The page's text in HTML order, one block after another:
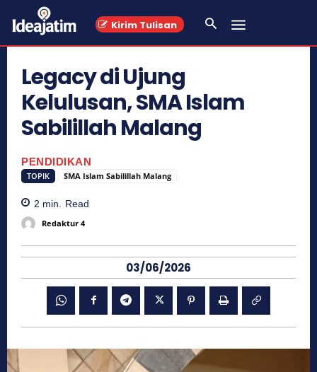
Kirim Tulisan
Legacy di Ujung
Kelulusan, SMA Islam
Sabilillah Malang
PENDIDIKAN
TOPIK SMA Islam Sabilillah Malang
2 min. Read
Redaktur 4
03/06/2026